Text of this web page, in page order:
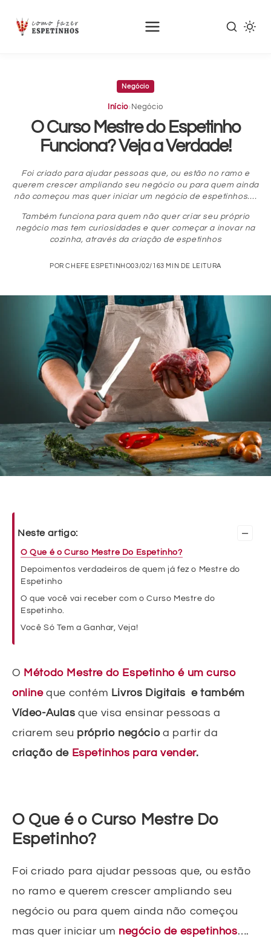
principal
Negócio
Início› Negócio
O Curso Mestre do Espetinho
Funciona? Veja a Verdade!
Foi criado para ajudar pessoas que, ou estão no ramo e
querem crescer ampliando seu negócio ou para quem ainda
não começou mas quer iniciar um negócio de espetinhos….
Também funciona para quem não quer criar seu próprio
negócio mas tem curiosidades e quer começar a inovar na
cozinha, através da criação de espetinhos
POR CHEFE ESPETINHO03/02/163 MIN DE LEITURA
Neste artigo: –
O Que é o Curso Mestre Do Espetinho?
Depoimentos verdadeiros de quem já fez o Mestre do
Espetinho
O que você vai receber com o Curso Mestre do
Espetinho.
Você Só Tem a Ganhar, Veja!
O Método Mestre do Espetinho é um curso
onlineque contém Livros Digitais e também
Vídeo-Aulas que visa ensinar pessoas a
criarem seu próprio negócioa partir da
criação de Espetinhos para vender.
O Que é o Curso Mestre Do
Espetinho?
Foi criado para ajudar pessoas que, ou estão
no ramo e querem crescer ampliando seu
negócio ou para quem ainda não começou
mas quer iniciar um negócio de espetinhos….